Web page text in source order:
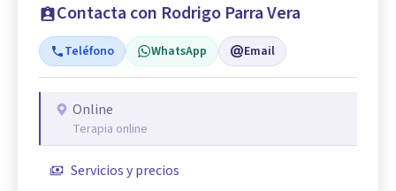
Contacta con Rodrigo Parra Vera
Teléfono WhatsApp Email
Online
Terapia online
Servicios y precios